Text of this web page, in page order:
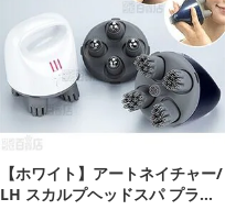
【ホワイト】アートネイチャー/
LH スカルプヘッドスパ プラス